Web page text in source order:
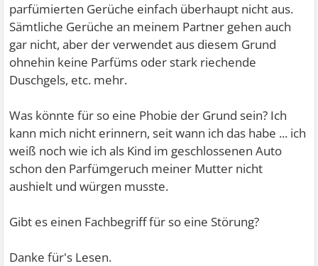
parfümierten Gerüche einfach überhaupt nicht aus.
Sämtliche Gerüche an meinem Partner gehen auch
gar nicht, aber der verwendet aus diesem Grund
ohnehin keine Parfüms oder stark riechende
Duschgels, etc. mehr.
Was könnte für so eine Phobie der Grund sein? Ich
kann mich nicht erinnern, seit wann ich das habe ... ich
weiß noch wie ich als Kind im geschlossenen Auto
schon den Parfümgeruch meiner Mutter nicht
aushielt und würgen musste.
Gibt es einen Fachbegriff für so eine Störung?
Danke für's Lesen.